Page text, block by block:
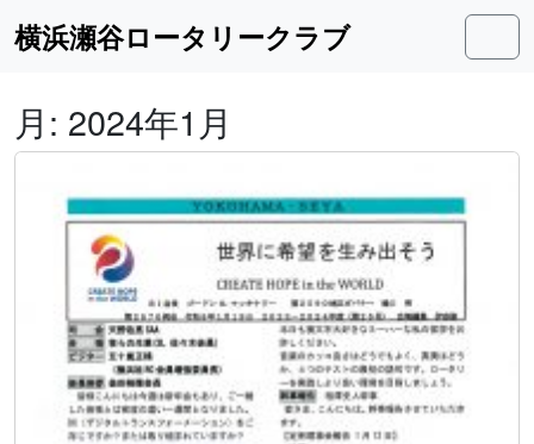
横浜瀬谷ロータリークラブ
月: 2024年1月